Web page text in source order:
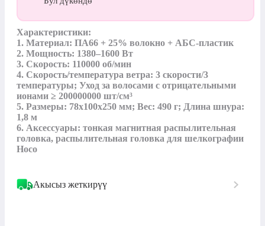
Характеристики:
1. Материал: ПА66 + 25% волокно + АБС-пластик
2. Мощность: 1380–1600 Вт
3. Скорость: 110000 об/мин
4. Скорость/температура ветра: 3 скорости/3
температуры; Уход за волосами с отрицательными
ионами ≥ 200000000 шт/см³
5. Размеры: 78х100х250 мм; Вес: 490 г; Длина шнура:
1,8 м
6. Аксессуары: тонкая магнитная распылительная
головка, распылительная головка для шелкографии
Hoco
Акысыз жеткирүү